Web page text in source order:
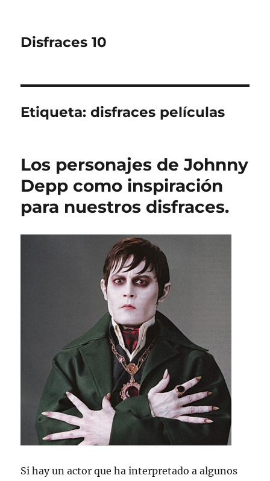
Disfraces 10
Etiqueta:disfraces películas
Los personajes de Johnny
Depp como inspiración
para nuestros disfraces.
Si hay un actor que ha interpretado a algunos